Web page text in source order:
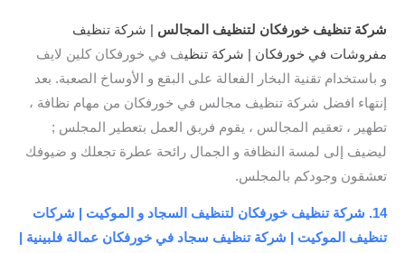
شركة تنظيف خورفكان لتنظيف المجالس | شركة تنظيف
مفروشات في خورفكان | شركة تنظيف في خورفكان كلين لايف
و باستخدام تقنية البخار الفعالة على البقع و الأوساخ الصعبة. بعد
إنتهاء افضل شركة تنظيف مجالس في خورفكان من مهام نظافة ،
تطهير ، تعقيم المجالس ، يقوم فريق العمل بتعطير المجلس ;
ليضيف إلى لمسة النظافة و الجمال رائحة عطرة تجعلك و ضيوفك
تعشقون وجودكم بالمجلس.
14. شركة تنظيف خورفكان لتنظيف السجاد و الموكيت | شركات
تنظيف الموكيت | شركة تنظيف سجاد في خورفكان عمالة فلبينية |